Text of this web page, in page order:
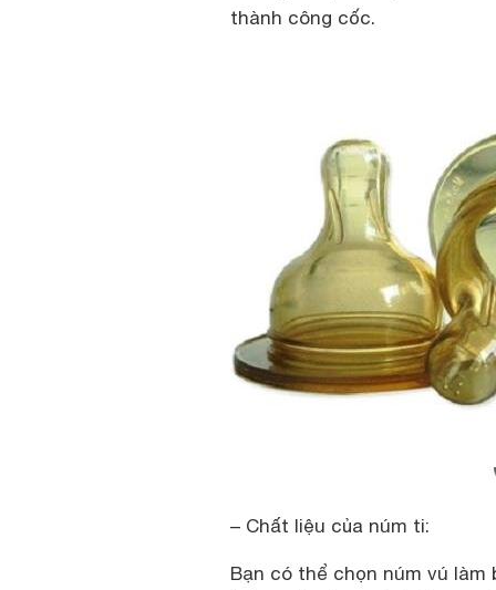
thành công cốc.
– Chất liệu của núm ti:
Bạn có thể chọn núm vú làm